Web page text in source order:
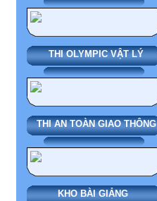
THI OLYMPIC VẬT LÝ
THI AN TOÀN GIAO THÔNG
KHO BÀI GIẢNG